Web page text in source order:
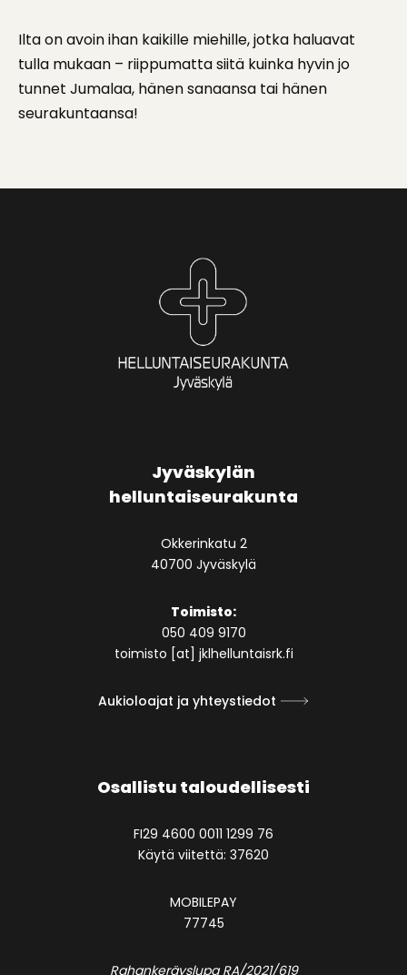
Ilta on avoin ihan kaikille miehille, jotka haluavat
tulla mukaan – riippumatta siitä kuinka hyvin jo
tunnet Jumalaa, hänen sanaansa tai hänen
seurakuntaansa!
Jyväskylän
helluntaiseurakunta
Okkerinkatu 2
40700 Jyväskylä
Toimisto:
050 409 9170
toimisto [at] jklhelluntaisrk.fi
Aukioloajat ja yhteystiedot
Osallistu taloudellisesti
FI29 4600 0011 1299 76
Käytä viitettä: 37620
MOBILEPAY
77745
Rahankeräyslupa RA/2021/619